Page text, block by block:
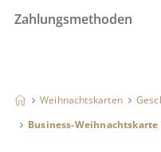
Zahlungsmethoden
Weihnachtskarten
Business-Weihnachtskarte